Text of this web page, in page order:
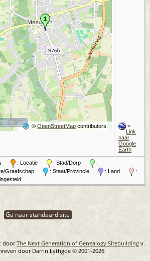
©OpenStreetMap contributors.
m
=
Link
naar
Google
Earth
: Locatie : Stad/Dorp
:
Graafschap
: Staat/Provincie : Land
:
Ga naar standaard site
doorThe Next Generation of Genealogy Sitebuilding v.
door Darrin Lythgoe © 2001-2026.